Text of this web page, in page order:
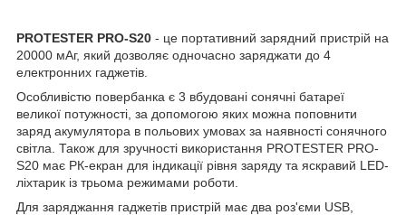
PROTESTER PRO-S20 - це портативний зарядний пристрій на
20000 мАг, який дозволяє одночасно заряджати до 4
електронних гаджетів.
Особливістю повербанка є 3 вбудовані сонячні батареї
великої потужності, за допомогою яких можна поповнити
заряд акумулятора в польових умовах за наявності сонячного
світла. Також для зручності використання PROTESTER PRO-
S20 має РК-екран для індикації рівня заряду та яскравий LED-
ліхтарик із трьома режимами роботи.
Для заряджання гаджетів пристрій має два роз'єми USB,